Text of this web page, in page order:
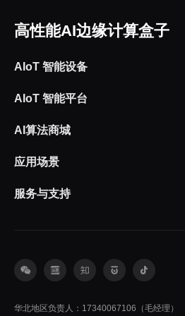
高性能AI边缘计算盒子
AIoT 智能设备
AIoT 智能平台
AI算法商城
应用场景
服务与支持
华北地区负责人：17340067106（毛经理）